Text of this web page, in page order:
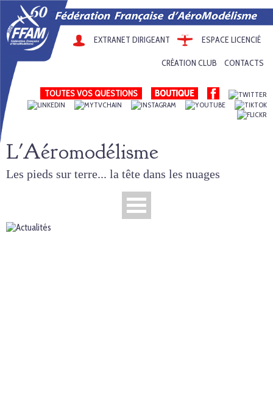
EXTRANET DIRIGEANT ESPACE LICENCIÉ
CRÉATION CLUB CONTACTS
TOUTES VOS QUESTIONS
L'Aéromodélisme
Les pieds sur terre... la tête dans les nuages